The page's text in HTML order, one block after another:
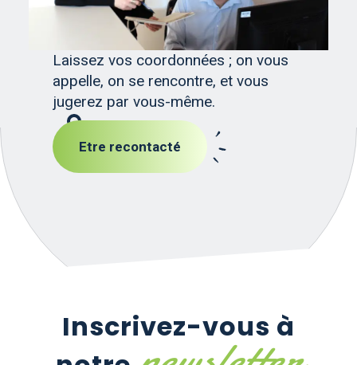
Laissez vos coordonnées ; on vous
appelle, on se rencontre, et vous
jugerez par vous-même.
Etre recontacté
Inscrivez-vous à